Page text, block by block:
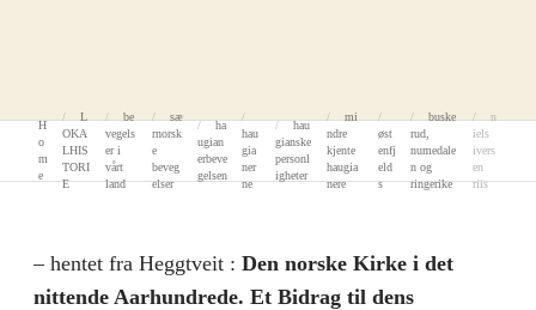
H
o
m
e
L
OKA
LHIS
TORI
E
be
vegels
er i
vårt
land
sæ
rnorsk
e
beveg
elser
ha
ugian
erbeve
gelsen
hau
gia
ner
ne
hau
gianske
personl
igheter
mi
ndre
kjente
haugia
nere
øst
enfj
eld
s
buske
rud,
numedale
n og
ringerike
n
iels
ivers
en
riis
– hentet fra Heggtveit : Den norske Kirke i det
nittende Aarhundrede. Et Bidrag til dens